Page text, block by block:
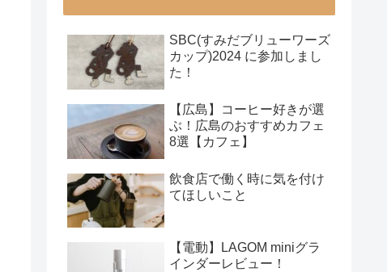
SBC(すみだブリューワーズ
カップ)2024 に参加しまし
た！
【広島】コーヒー好きが選
ぶ！広島のおすすめカフェ
8選【カフェ】
飲食店で働く時に気を付け
てほしいこと
【電動】LAGOM miniグラ
インダーレビュー！